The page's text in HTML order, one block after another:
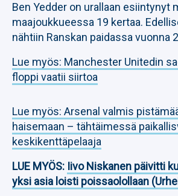
Ben Yedder on urallaan esiintynyt
maajoukkueessa 19 kertaa.
nähtiin Ranskan paidassa vuonna
Lue myös: Manchester Unitedin
floppi vaatii siirtoa
Lue myös: Arsenal valmis
haisemaan – tähtäimessä
keskikenttäpelaaja
LUE MYÖS: Iivo Niskanen päivitti
yksi asia loisti poissaolollaan